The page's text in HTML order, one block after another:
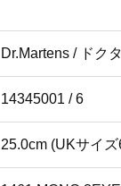
Dr.Martens / ドク
14345001 / 6
25.0cm (UKサイズ